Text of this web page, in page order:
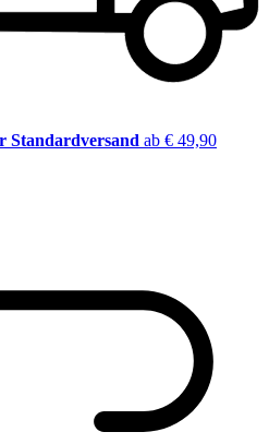
Standardversand ab € 49,90